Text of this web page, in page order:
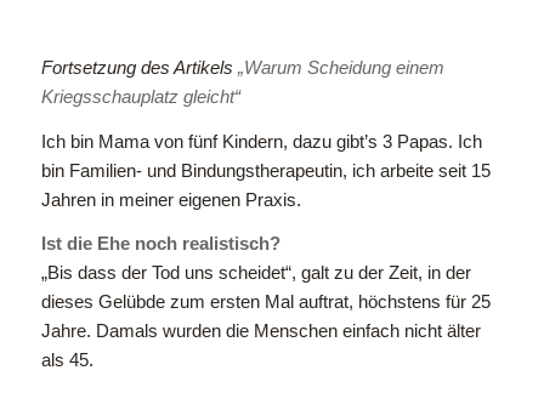
Fortsetzung des Artikels „Warum Scheidung einem
Kriegsschauplatz gleicht“
Ich bin Mama von fünf Kindern, dazu gibt’s 3 Papas. Ich
bin Familien- und Bindungstherapeutin, ich arbeite seit 15
Jahren in meiner eigenen Praxis.
Ist die Ehe noch realistisch?
„Bis dass der Tod uns scheidet“, galt zu der Zeit, in der
dieses Gelübde zum ersten Mal auftrat, höchstens für 25
Jahre. Damals wurden die Menschen einfach nicht älter
als 45.